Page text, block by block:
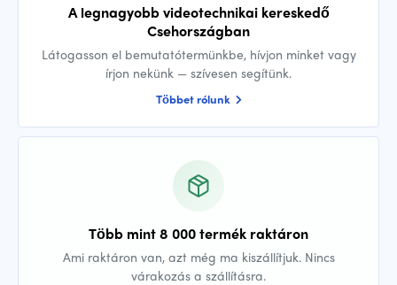
A legnagyobb videotechnikai kereskedő
Csehországban
Látogasson el bemutatótermünkbe, hívjon minket vagy
írjon nekünk — szívesen segítünk.
Többet rólunk
Több mint 8 000 termék raktáron
Ami raktáron van, azt még ma kiszállítjuk. Nincs
várakozás a szállításra.